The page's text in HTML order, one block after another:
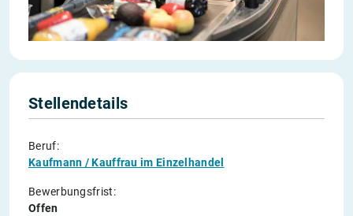
Stellendetails
Beruf:
Kaufmann / Kauffrau im Einzelhandel
Bewerbungsfrist:
Offen